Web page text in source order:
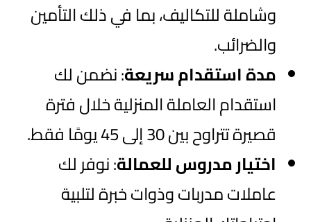
وشاملة للتكاليف، بما في ذلك التأمين
والضرائب.
مدة استقدام سريعة: نضمن لك
استقدام العاملة المنزلية خلال فترة
قصيرة تتراوح بين 30 إلى 45 يومًا فقط.
اختيار مدروس للعمالة: نوفر لك
عاملات مدربات وذوات خبرة لتلبية